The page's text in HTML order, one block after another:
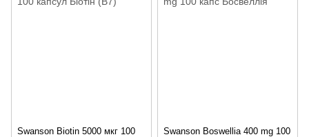
Swanson Biotin 5000 мкг 100
Swanson Boswellia 400 mg 100